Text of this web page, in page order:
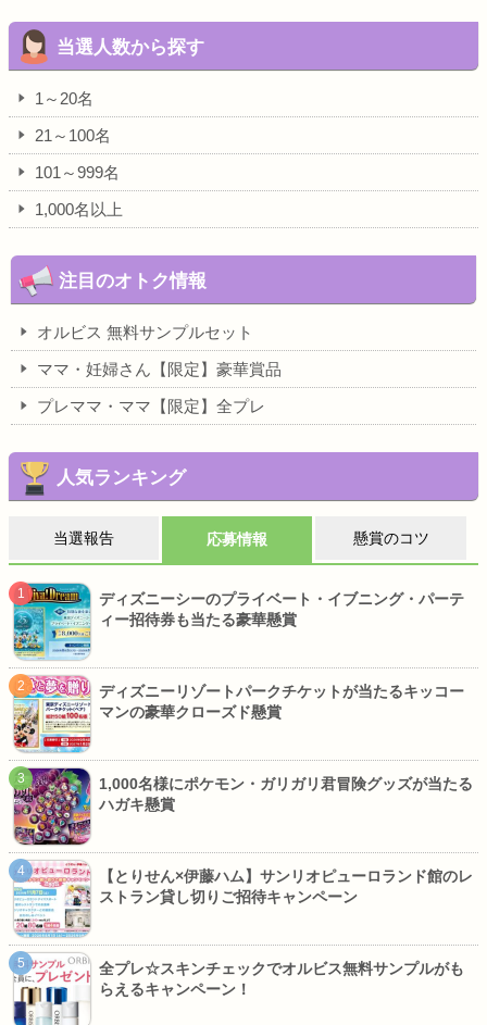
当選人数から探す
1～20名
21～100名
101～999名
1,000名以上
注目のオトク情報
オルビス 無料サンプルセット
ママ・妊婦さん【限定】豪華賞品
プレママ・ママ【限定】全プレ
人気ランキング
当選報告 応募情報 懸賞のコツ
ディズニーシーのプライベート・イブニング・パーテ
ィー招待券も当たる豪華懸賞
ディズニーリゾートパークチケットが当たるキッコー
マンの豪華クローズド懸賞
1,000名様にポケモン・ガリガリ君冒険グッズが当たる
ハガキ懸賞
【とりせん×伊藤ハム】サンリオピューロランド館のレ
ストラン貸し切りご招待キャンペーン
全プレ☆スキンチェックでオルビス無料サンプルがも
らえるキャンペーン！